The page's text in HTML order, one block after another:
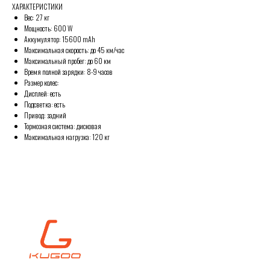
ХАРАКТЕРИСТИКИ
Вес: 27 кг
Мощность: 600 W
Аккумулятор: 15600 mAh
Максимальная скорость: до 45 км/час
Максимальный пробег: до 60 км
Время полной зарядки: 8-9 часов
Размер колес:
Дисплей: есть
Подсветка: есть
Привод: задний
Тормозная система: дисковая
Максимальная нагрузка: 120 кг